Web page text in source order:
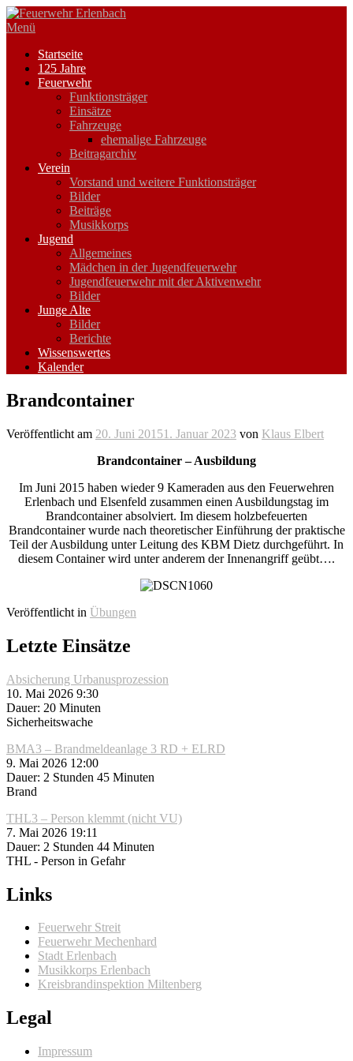
Zum
Inhalt
Menü
Startseite
125 Jahre
Feuerwehr
Funktionsträger
Einsätze
Fahrzeuge
ehemalige Fahrzeuge
Beitragarchiv
Verein
Vorstand und weitere Funktionsträger
Bilder
Beiträge
Musikkorps
Jugend
Allgemeines
Mädchen in der Jugendfeuerwehr
Jugendfeuerwehr mit der Aktivenwehr
Bilder
Junge Alte
Bilder
Berichte
Wissenswertes
Kalender
Brandcontainer
Veröffentlicht am 20. Juni 20151. Januar 2023 von Klaus Elbert
Brandcontainer – Ausbildung
Im Juni 2015 haben wieder 9 Kameraden aus den Feuerwehren
Erlenbach und Elsenfeld zusammen einen Ausbildungstag im
Brandcontainer absolviert. Im diesem holzbefeuerten
Brandcontainer wurde nach theoretischer Einführung der praktische
Teil der Ausbildung unter Leitung des KBM Dietz durchgeführt. In
diesem Container wird unter anderem der Innenangriff geübt….
Veröffentlicht in Übungen
Letzte Einsätze
Absicherung Urbanusprozession
10. Mai 2026 9:30
Dauer: 20 Minuten
Sicherheitswache
BMA3 – Brandmeldeanlage 3 RD + ELRD
9. Mai 2026 12:00
Dauer: 2 Stunden 45 Minuten
Brand
THL3 – Person klemmt (nicht VU)
7. Mai 2026 19:11
Dauer: 2 Stunden 44 Minuten
THL - Person in Gefahr
Links
Feuerwehr Streit
Feuerwehr Mechenhard
Stadt Erlenbach
Musikkorps Erlenbach
Kreisbrandinspektion Miltenberg
Legal
Impressum